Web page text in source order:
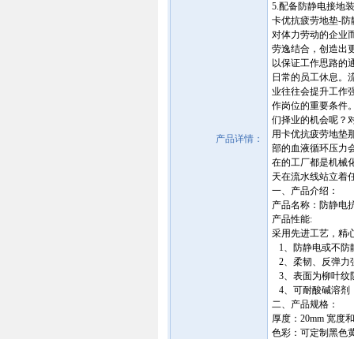
产品详情：
5.配备防静电接地
卡优抗疲劳地垫-防
对体力劳动的企业
劳逸结合，创造出
以保证工作思路的
日常的员工休息。
业往往会提升工作
作岗位的重要条件
们择业的机会呢？
用卡优抗疲劳地垫
部的血液循环压力
在的工厂都是机械
天在流水线站立着
一、产品介绍：
产品名称：防静电
产品性能:
采用先进工艺，精
1、防静电或不防
2、柔韧、反弹力
3、表面为柳叶纹
4、可耐酸碱溶剂
二、产品规格：
厚度：20mm 宽度
色彩：可定制黑色